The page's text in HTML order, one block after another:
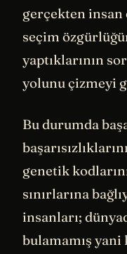
gerçekten insan
seçim
yaptıklarının
yolunu çizmeyi
Bu durumda
genetik
sınırlarına
insanları;
bulamamış